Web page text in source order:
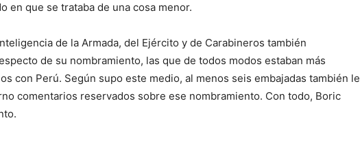
en que se trataba de una cosa menor.
de la Armada, del Ejército y de Carabineros también
de su nombramiento, las que de todos modos estaban más
con Perú. Según supo este medio, al menos seis embajadas también le
comentarios reservados sobre ese nombramiento. Con todo, Boric